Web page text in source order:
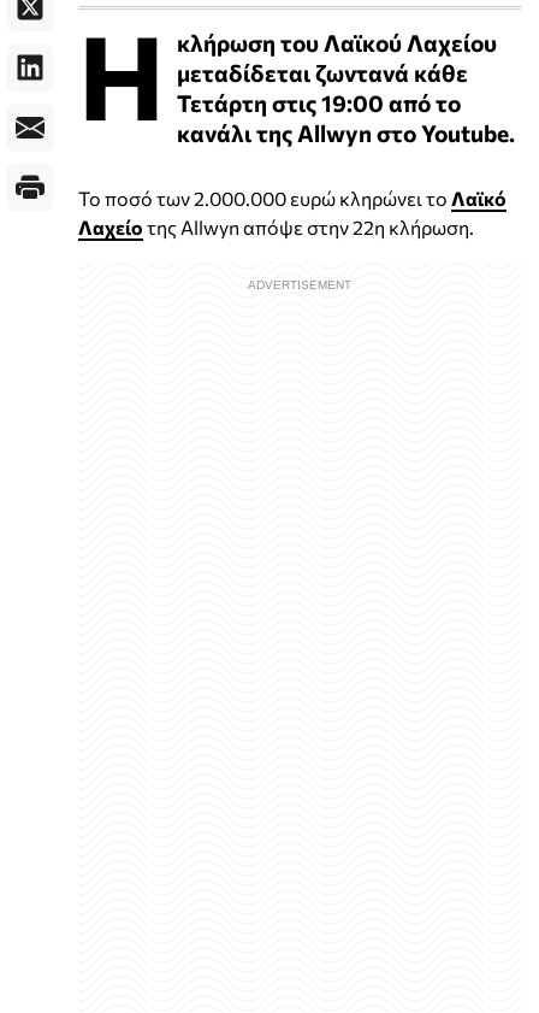
Η
κλήρωση του Λαϊκού Λαχείου
μεταδίδεται ζωντανά κάθε
Τετάρτη στις 19:00 από το
κανάλι της Allwyn στο Youtube.
Το ποσό των 2.000.000 ευρώ κληρώνει το Λαϊκό
Λαχείο της Allwyn απόψε στην 22η κλήρωση.